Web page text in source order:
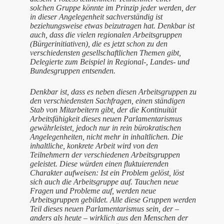
solchen Gruppe könnte im Prinzip jeder werden, der
in dieser Angelegenheit sachverständig ist
beziehungsweise etwas beizutragen hat. Denkbar ist
auch, dass die vielen regionalen Arbeitsgruppen
(Bürgerinitiativen), die es jetzt schon zu den
verschiedensten gesellschaftlichen Themen gibt,
Delegierte zum Beispiel in Regional-, Landes- und
Bundesgruppen entsenden.
Denkbar ist, dass es neben diesen Arbeitsgruppen zu
den verschiedensten Sachfragen, einen ständigen
Stab von Mitarbeitern gibt, der die Kontinuität
Arbeitsfähigkeit dieses neuen Parlamentarismus
gewährleistet, jedoch nur in rein bürokratischen
Angelegenheiten, nicht mehr in inhaltlichen. Die
inhaltliche, konkrete Arbeit wird von den
Teilnehmern der verschiedenen Arbeitsgruppen
geleistet. Diese würden einen fluktuierenden
Charakter aufweisen: Ist ein Problem gelöst, löst
sich auch die Arbeitsgruppe auf. Tauchen neue
Fragen und Probleme auf, werden neue
Arbeitsgruppen gebildet. Alle diese Gruppen werden
Teil dieses neuen Parlamentarismus sein, der –
anders als heute – wirklich aus den Menschen der